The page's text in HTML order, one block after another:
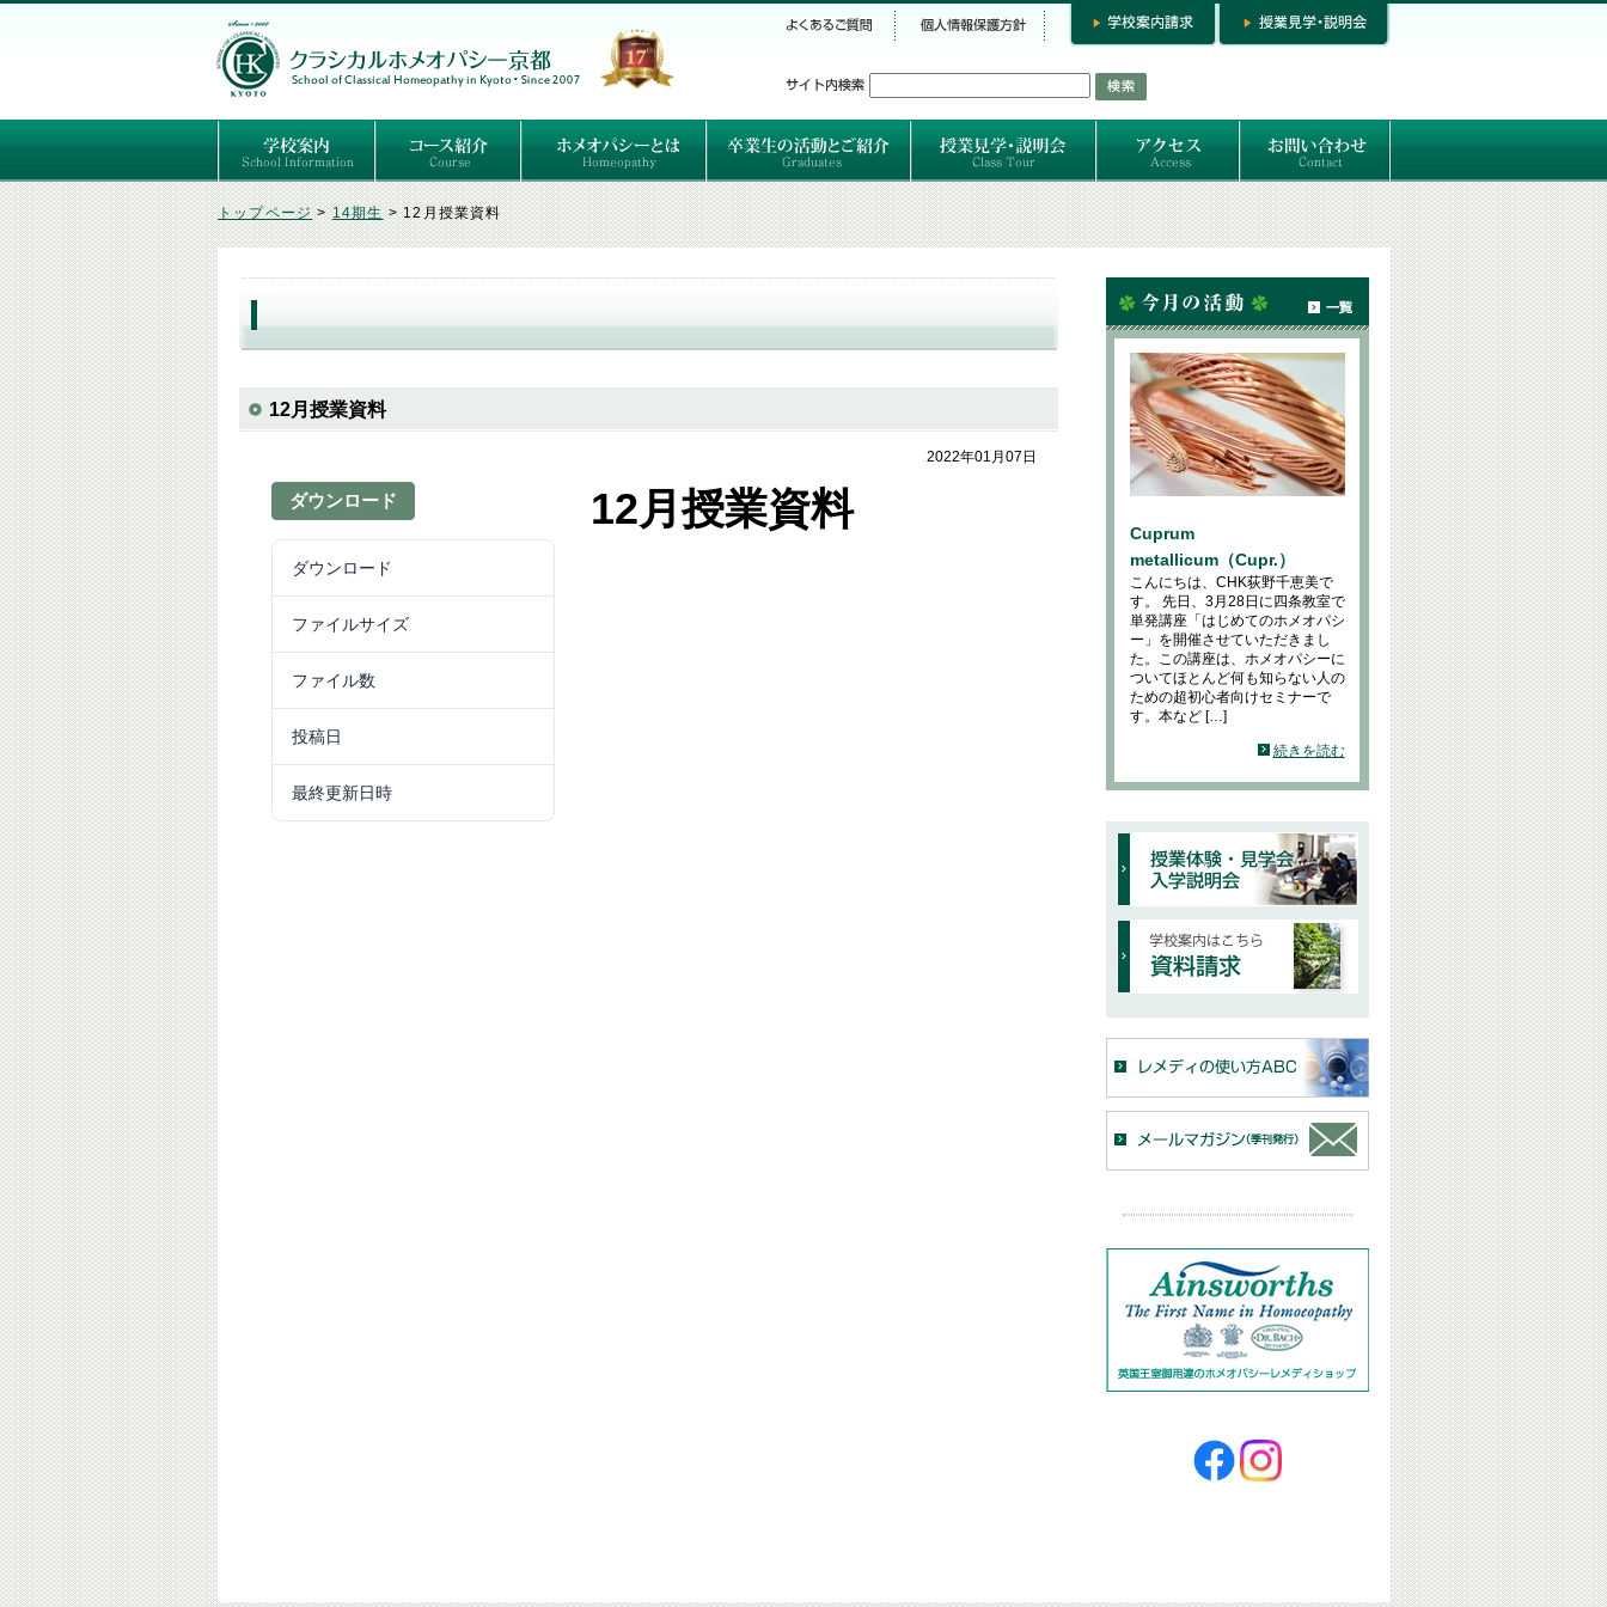
ごあいさつ
３つの基本理念
講師紹介
国際セミナー
ある日の学校生活（写真）
推薦者の声
よくあるご質問
予定表 はじめてのホメオパシー
セルフケアコース
専門コース（4年制）
専門コース（通信）
専門コース編入制度 ホメオパシーとは
クラシカルホメオパシーとは
オルガノンとは
ハーネマンの人生
ハーネマン以後のホメオパス
レメディの使い方ABC 卒業生のご紹介
卒業生の活動 お問い合わせ
専門コースお問い合わせ
専門コース入学お申し込み
個人セッション
トップページ>14期生>12月授業資料
12月授業資料
2022年01月07日
ダウンロード
ダウンロード
ファイルサイズ
ファイル数
投稿日
最終更新日時
12月授業資料
Cuprum
metallicum（Cupr.）
こんにちは、CHK荻野千恵美で
す。 先日、3月28日に四条教室で
単発講座「はじめてのホメオパシ
ー」を開催させていただきまし
た。この講座は、ホメオパシーに
ついてほとんど何も知らない人の
ための超初心者向けセミナーで
す。本など […]
続きを読む